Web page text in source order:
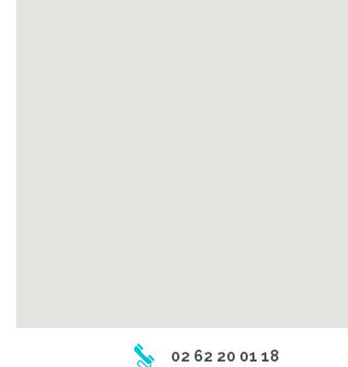
02 62 20 01 18